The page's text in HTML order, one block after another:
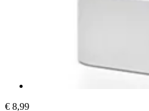
€ 8,99